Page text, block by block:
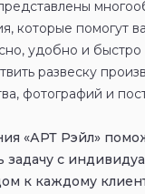
которые помогут
удобно и быстро
развеску
фотографий и
«АРТ Рэйл»
задачу с
к каждому